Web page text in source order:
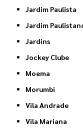
Jardim Paulista
Jardim
Jardins
Jockey Clube
Moema
Morumbi
Vila Andrade
Vila Mariana